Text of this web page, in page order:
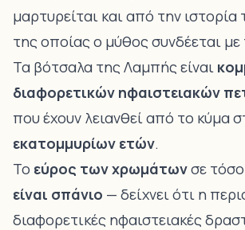
μαρτυρείται και από την ιστορία
της οποίας ο μύθος συνδέεται
Τα βότσαλα της Λαμπής είναι
διαφορετικών ηφαιστειακών
που έχουν λειανθεί από το κύμα
εκατομμυρίων ετών.
Το εύρος των χρωμάτωνσε
είναι σπάνιο — δείχνει ότι η
διαφορετικές ηφαιστειακές